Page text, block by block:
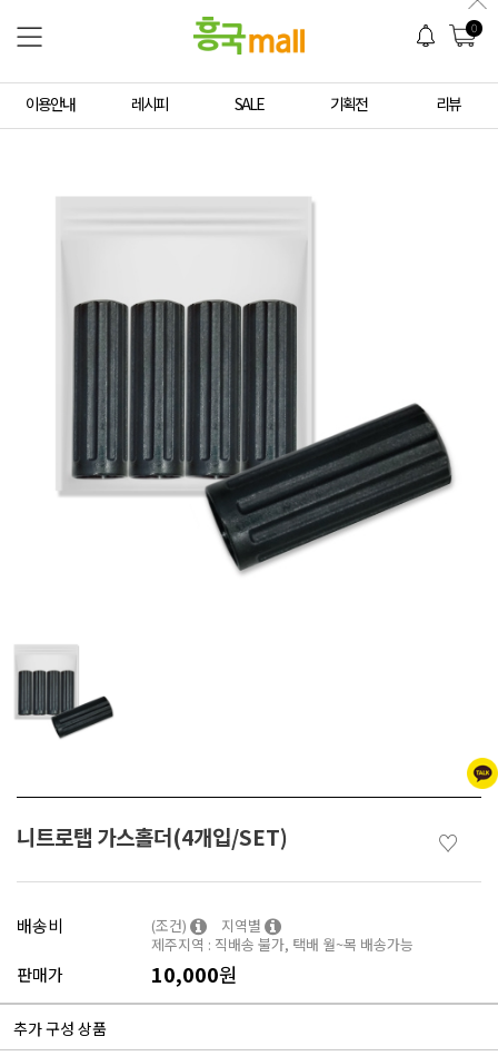
0
이용안내 레시피 SALE 기획전 리뷰
니트로탭 가스홀더(4개입/SET) ♡
배송비 (조건)
지역별
제주지역 : 직배송 불가, 택배 월~목 배송가능
판매가 10,000원
추가 구성 상품